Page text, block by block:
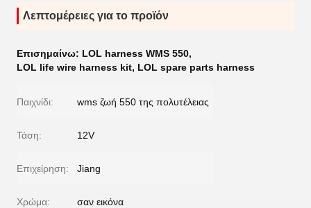
Λεπτομέρειες για το προϊόν
Επισημαίνω: LOL harness WMS 550,
LOL life wire harness kit, LOL spare parts harness
Παιχνίδι: wms ζωή 550 της πολυτέλειας
Τάση: 12V
Επιχείρηση: Jiang
Χρώμα: σαν εικόνα